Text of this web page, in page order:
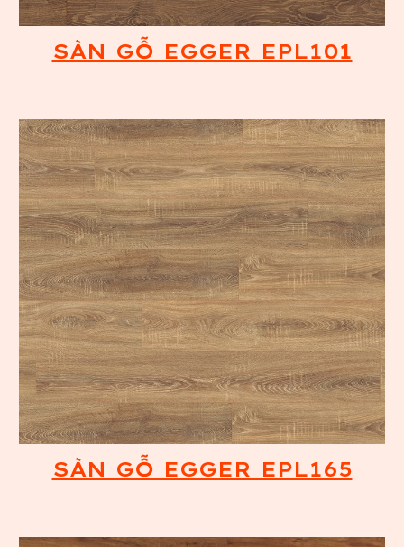
SÀN GỖ EGGER EPL101
SÀN GỖ EGGER EPL165